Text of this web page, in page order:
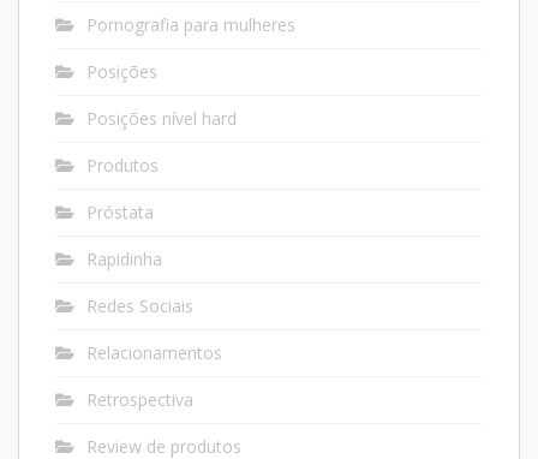
Pornografia para mulheres
Posições
Posições nível hard
Produtos
Próstata
Rapidinha
Redes Sociais
Relacionamentos
Retrospectiva
Review de produtos